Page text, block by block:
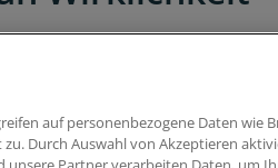
auf personenbezogene Daten wie
Durch Auswahl von Akzeptieren